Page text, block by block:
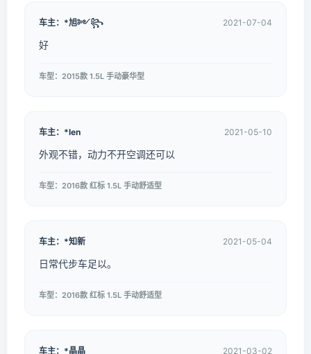
车主：*旭༻꧂ 2021-07-04
好
车型：2015款 1.5L 手动豪华型
车主：*len 2021-05-10
外观不错，动力不开空调还可以
车型：2016款 红标 1.5L 手动舒适型
车主：*知新 2021-05-04
日常代步车足以。
车型：2016款 红标 1.5L 手动舒适型
车主：*晶晶 2021-03-02